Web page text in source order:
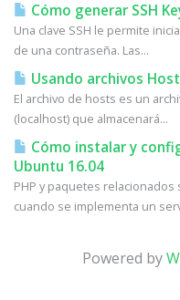
Cómo generar SSH
Una clave SSH le permite
de una contraseña. Las...
Usando archivos
El archivo de hosts es un
(localhost) que almacenará...
Cómo instalar y
Ubuntu 16.04
PHP y paquetes
cuando se implementa un
Powered by